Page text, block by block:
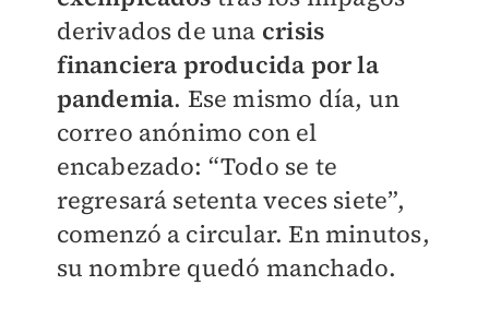
derivados de una crisis
financiera producida por la
pandemia. Ese mismo día, un
correo anónimo con el
encabezado: “Todo se te
regresará setenta veces siete”,
comenzó a circular. En minutos,
su nombre quedó manchado.